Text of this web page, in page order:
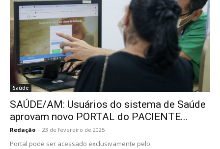
Saúde
SAÚDE/AM: Usuários do sistema de Saúde
aprovam novo PORTAL do PACIENTE...
Redação - 23 de fevereiro de 2025
Portal pode ser acessado exclusivamente pelo